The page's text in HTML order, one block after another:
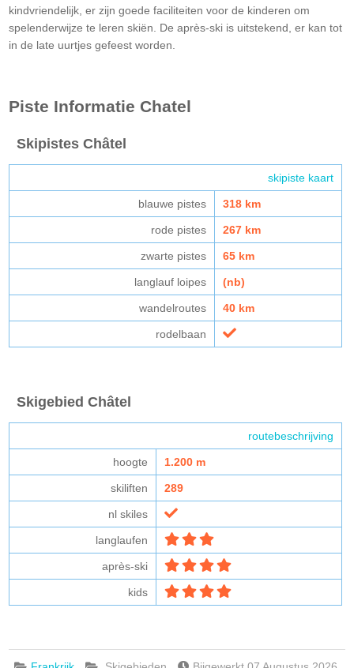
kindvriendelijk, er zijn goede faciliteiten voor de kinderen om
spelenderwijze te leren skiën. De après-ski is uitstekend, er kan tot
in de late uurtjes gefeest worden.
Piste Informatie Chatel
Skipistes Châtel
skipiste kaart
blauwe pistes 318 km
rode pistes 267 km
zwarte pistes 65 km
langlauf loipes (nb)
wandelroutes 40 km
rodelbaan
Skigebied Châtel
routebeschrijving
hoogte 1.200 m
skiliften 289
nl skiles
langlaufen
après-ski
kids